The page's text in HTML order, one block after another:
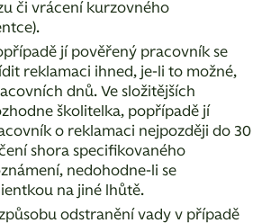
či vrácení kurzovného
jí pověřený pracovník se
reklamaci ihned, je-li to možné,
dnů. Ve složitějších
školitelka, popřípadě jí
o reklamaci nejpozději do 30
shora specifikovaného
nedohodne-li se
na jiné lhůtě.
odstranění vady v případě